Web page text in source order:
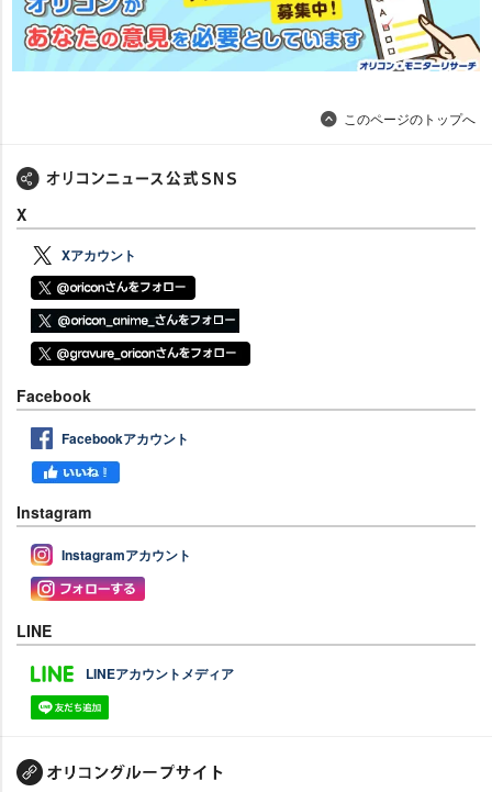
このページのトップへ
X
Xアカウント
Facebook
Facebookアカウント
Instagram
Instagramアカウント
LINE
LINEアカウントメディア